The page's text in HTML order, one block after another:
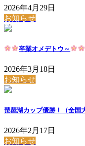
2026年4月29日
お知らせ
卒業オメデトウ～
2026年3月18日
お知らせ
琵琶湖カップ優勝！（全国
2026年2月17日
お知らせ